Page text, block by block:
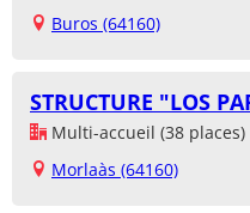
Buros (64160)
STRUCTURE "LOS
Multi-accueil (38 places)
Morlaàs (64160)